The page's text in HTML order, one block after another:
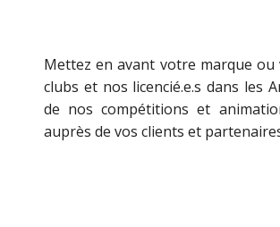
Mettez en avant votre marque
clubs et nos licencié.e.s dans les
de nos compétitions et
auprès de vos clients et